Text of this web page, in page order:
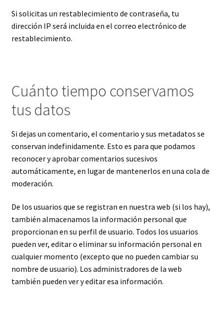
Si solicitas un restablecimiento de contraseña, tu
dirección IP será incluida en el correo electrónico de
restablecimiento.
Cuánto tiempo conservamos
tus datos
Si dejas un comentario, el comentario y sus metadatos se
conservan indefinidamente. Esto es para que podamos
reconocer y aprobar comentarios sucesivos
automáticamente, en lugar de mantenerlos en una cola de
moderación.
De los usuarios que se registran en nuestra web (si los hay),
también almacenamos la información personal que
proporcionan en su perfil de usuario. Todos los usuarios
pueden ver, editar o eliminar su información personal en
cualquier momento (excepto que no pueden cambiar su
nombre de usuario). Los administradores de la web
también pueden ver y editar esa información.